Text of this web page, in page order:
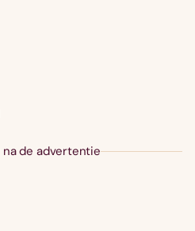
de advertentie